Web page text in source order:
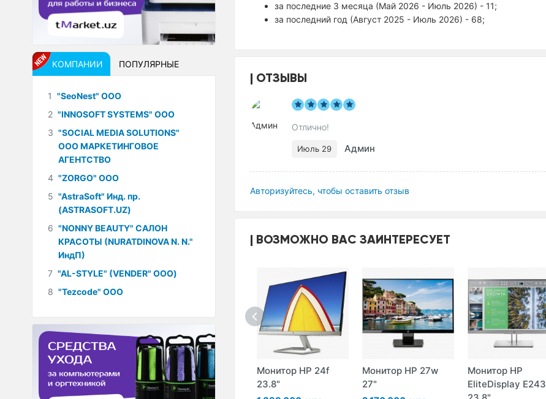
за последние 3 месяца (Май 2026 - Июль 2026) - 11;
за последний год (Август 2025 - Июль 2026) - 68;
ОТЗЫВЫ
Отлично!
Июль 29 Админ
Авторизуйтесь, чтобы оставить отзыв
ВОЗМОЖНО ВАС ЗАИНТЕРЕСУЕТ
Монитор HP E344c
34"
Монитор HP X24C
VA
Монитор HP 24f
23.8"
Монитор HP 27w
27"
Монитор HP
EliteDisplay E243
КОМПАНИИ ПОПУЛЯРНЫЕ
1 "SeoNest" ООО
2 "INNOSOFT SYSTEMS" ООО
3 "SOCIAL MEDIA SOLUTIONS"
ООО МАРКЕТИНГОВОЕ
АГЕНТСТВО
4 "ZORGO" ООО
5 "AstraSoft" Инд. пр.
(ASTRASOFT.UZ)
6 "NONNY BEAUTY" САЛОН
КРАСОТЫ (NURATDINOVA N. N."
ИндП)
7 "AL-STYLE" (VENDER" ООО)
8 "Tezcode" ООО